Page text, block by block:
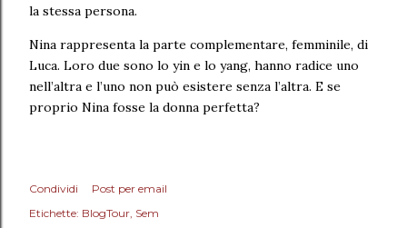
la stessa persona.
Nina rappresenta la parte complementare, femminile, di
Luca. Loro due sono lo yin e lo yang, hanno radice uno
nell’altra e l’uno non può esistere senza l’altra. E se
proprio Nina fosse la donna perfetta?
Condividi
Post per email
Etichette: BlogTour Sem